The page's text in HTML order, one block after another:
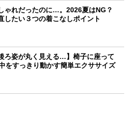
ゃれだったのに…。2026夏はNG？
したい３つの着こなしポイント
ろ姿が丸く見える…】椅子に座って
をすっきり動かす簡単エクササイズ